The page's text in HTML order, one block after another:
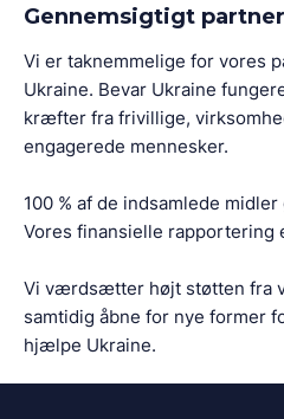
Gennemsigtigt
Vi er taknemmelige for vores
Ukraine. Bevar Ukraine
kræfter fra frivillige,
engagerede mennesker.
100 % af de indsamlede
Vores finansielle
Vi værdsætter højt støtten fra
samtidig åbne for nye former
hjælpe Ukraine.